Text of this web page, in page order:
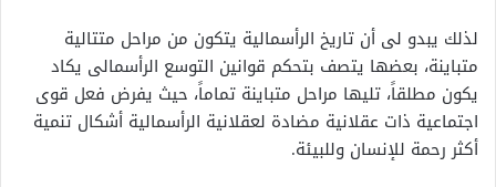
لذلك يبدو لى أن تاريخ الرأسمالية يتكون من مراحل متتالية
متباينة، بعضها يتصف بتحكم قوانين التوسع الرأسمالى يكاد
يكون مطلقاً، تليها مراحل متباينة تماماً، حيث يفرض فعل قوى
اجتماعية ذات عقلانية مضادة لعقلانية الرأسمالية أشكال تنمية
أكثر رحمة للإنسان وللبيئة.